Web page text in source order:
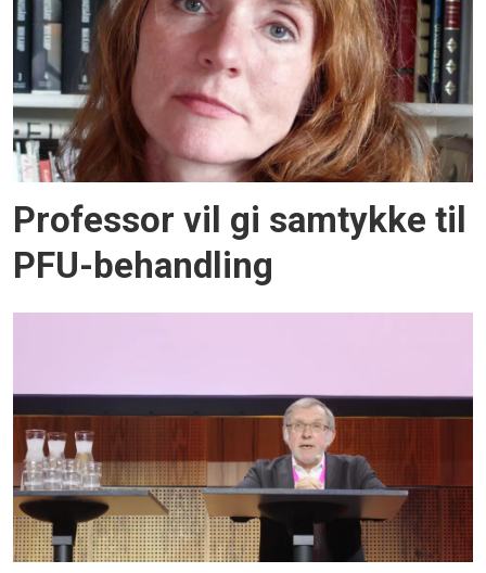
Professor vil gi samtykke til
PFU-behandling